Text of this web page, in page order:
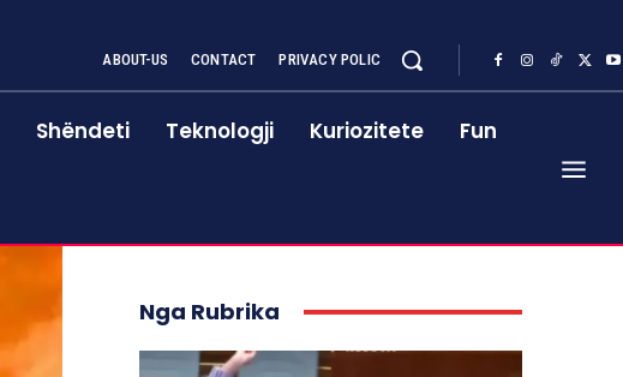
ABOUT-US CONTACT PRIVACY POLIC
Shëndeti Teknologji Kuriozitete Fun
Nga Rubrika